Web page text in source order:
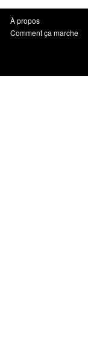
À propos
Comment ça marche